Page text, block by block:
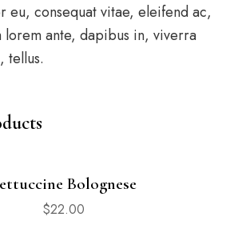
eu, consequat vitae, eleifend ac,
lorem ante, dapibus in, viverra
tellus.
Bolognese
$22.00